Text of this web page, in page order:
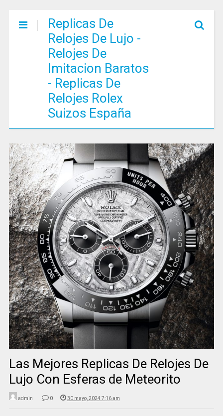
Replicas De
Relojes De Lujo -
Relojes De
Imitacion Baratos
- Replicas De
Relojes Rolex
Suizos España
Las Mejores Replicas De Relojes De
Lujo Con Esferas de Meteorito
admin 0 30 mayo, 2024 7:16 am